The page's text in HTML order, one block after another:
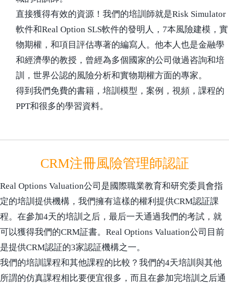
直接獲得有效的資源！我們的培訓師就是Risk Simulator
軟件和Real Option SLS軟件的發明人，7本風險建模，實
物期權，和項目評估專著的編寫人。他本人也是金融學
和經濟學的教授，曾經為多個國家的公司做過咨詢和培
訓，世界公認的風險分析和實物期權方面的專家。
得到我們免費的書籍，培訓模型，案例，視頻，課程的
PPT和很多的學習資料。
CRM注冊風險管理師認証
Real Options Valuation公司是國際職業教育和研究委員會指
定的培訓提供機構，我們擁有這樣的權利提供CRM認証課
程。在參加4天的培訓之后，最后一天通過我們的考試，就
可以獲得我們的CRM証書。Real Options Valuation公司目前
是提供CRM認証的3家認証機構之一。
我們的培訓課程和其他課程的比較？我們的4天培訓與其他
所謂的仿真課程相比要便宜很多，而且在參加完培訓之后通